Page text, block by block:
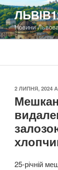
Перейти
до
вмістуНовини
ОПУБЛІКОВАНО
2 ЛИПНЯ, 2024
25-річній